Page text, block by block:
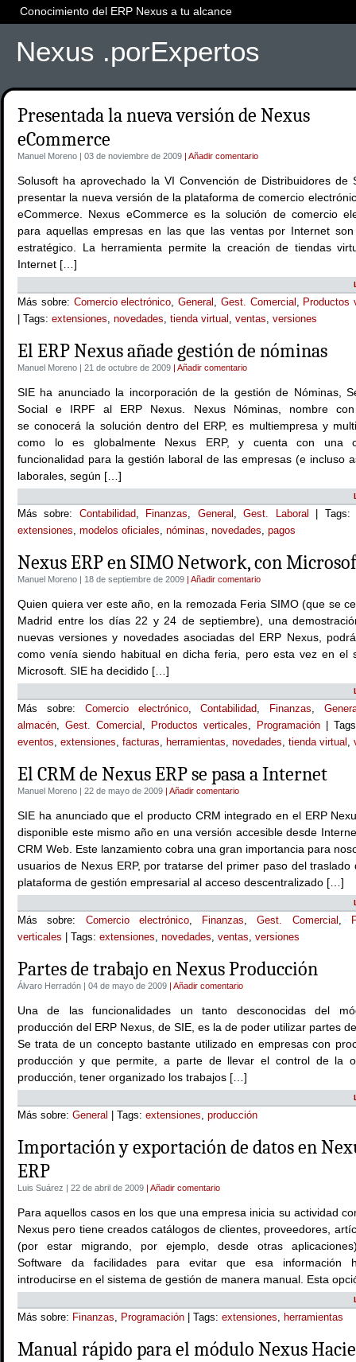
Conocimiento del ERP Nexus a tu alcance
Nexus .porExpertos
Presentada la nueva versión de Nexus
eCommerce
Manuel Moreno | 03 de noviembre de 2009 | Añadir comentario
Solusoft ha aprovechado la VI Convención de Distribuidores de
presentar la nueva versión de la plataforma de comercio
eCommerce. Nexus eCommerce es la solución de comercio
para aquellas empresas en las que las ventas por Internet
estratégico. La herramienta permite la creación de tiendas
Internet […]
Más sobre: Comercio electrónico, General , Gest. Comercial , Productos
| Tags: extensiones, novedades, tienda virtual , ventas, versiones
El ERP Nexus añade gestión de nóminas
Manuel Moreno | 21 de octubre de 2009 | Añadir comentario
SIE ha anunciado la incorporación de la gestión de Nóminas,
Social e IRPF al ERP Nexus. Nexus Nóminas, nombre
se conocerá la solución dentro del ERP, es multiempresa y
como lo es globalmente Nexus ERP, y cuenta con una
funcionalidad para la gestión laboral de las empresas (e incluso
laborales, según […]
Más sobre: Contabilidad, Finanzas, General ,Gest. Laboral
|
extensiones, modelos oficiales, nóminas, novedades, pagos
Nexus ERP en SIMO Network, con
Manuel Moreno | 18 de septiembre de 2009 | Añadir comentario
Quien quiera ver este año, en la remozada Feria SIMO (que se
Madrid entre los días 22 y 24 de septiembre), una
nuevas versiones y novedades asociadas del ERP Nexus,
como venía siendo habitual en dicha feria, pero esta vez en el
Microsoft. SIE ha decidido […]
Más sobre: Comercio electrónico,Contabilidad, Finanzas,
almacén, Gest. Comercial , Productos verticales, Programación |
eventos, extensiones, facturas, herramientas, novedades, tienda virtual ,
El CRM de Nexus ERP se pasa a Internet
Manuel Moreno | 22 de mayo de 2009 | Añadir comentario
SIE ha anunciado que el producto CRM integrado en el ERP
disponible este mismo año en una versión accesible desde
CRM Web. Este lanzamiento cobra una gran importancia para
usuarios de Nexus ERP, por tratarse del primer paso del traslado
plataforma de gestión empresarial al acceso descentralizado […]
Más sobre: Comercio electrónico, Finanzas,Gest. Comercial ,
verticales | Tags: extensiones, novedades, ventas, versiones
Partes de trabajo en Nexus Producción
Álvaro Herradón | 04 de mayo de 2009 | Añadir comentario
Una de las funcionalidades un tanto desconocidas del
producción del ERP Nexus, de SIE, es la de poder utilizar partes
Se trata de un concepto bastante utilizado en empresas con
producción y que permite, a parte de llevar el control de la
producción, tener organizado los trabajos […]
Más sobre: General | Tags: extensiones, producción
Importación y exportación de datos en
ERP
Luis Suárez | 22 de abril de 2009 | Añadir comentario
Para aquellos casos en los que una empresa inicia su actividad
Nexus pero tiene creados catálogos de clientes, proveedores,
(por estar migrando, por ejemplo, desde otras
Software da facilidades para evitar que esa información
introducirse en el sistema de gestión de manera manual. Esta
Más sobre: Finanzas, Programación | Tags: extensiones, herramientas
Manual rápido para el módulo Nexus